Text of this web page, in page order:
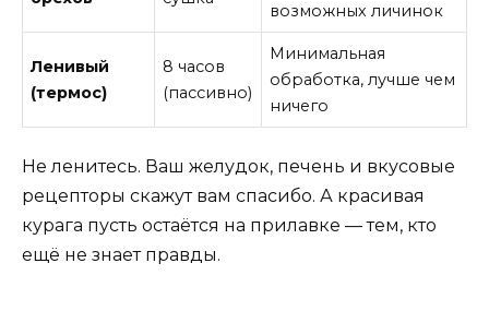
возможных личинок
Ленивый
(термос)
8 часов
(пассивно)
Минимальная
обработка, лучше чем
ничего
Не ленитесь. Ваш желудок, печень и вкусовые
рецепторы скажут вам спасибо. А красивая
курага пусть остаётся на прилавке — тем, кто
ещё не знает правды.